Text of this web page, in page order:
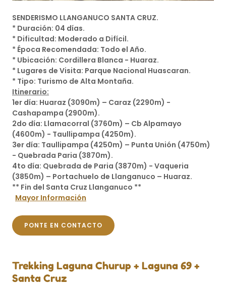
SENDERISMO LLANGANUCO SANTA CRUZ.
* Duración: 04 días.
* Dificultad: Moderado a Difícil.
* Época Recomendada: Todo el Año.
* Ubicación: Cordillera Blanca - Huaraz.
* Lugares de Visita: Parque Nacional Huascaran.
* Tipo: Turismo de Alta Montaña.
Itinerario:
1er día: Huaraz (3090m) – Caraz (2290m) -
Cashapampa (2900m).
2do día: Llamacorral (3760m) – Cb Alpamayo
(4600m) - Taullipampa (4250m).
3er día: Taullipampa (4250m) – Punta Unión (4750m)
- Quebrada Paria (3870m).
4to día: Quebrada de Paria (3870m) - Vaqueria
(3850m) – Portachuelo de Llanganuco – Huaraz.
** Fin del Santa Cruz Llanganuco **
Mayor Información
PONTE EN CONTACTO
Trekking Laguna Churup + Laguna 69 +
Santa Cruz